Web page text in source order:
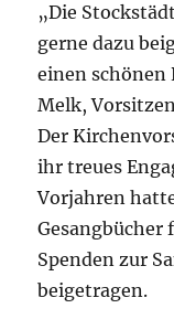
„Die
gerne dazu
einen schönen
Melk,
Der
ihr treues
Vorjahren
Spenden zur
beigetragen.